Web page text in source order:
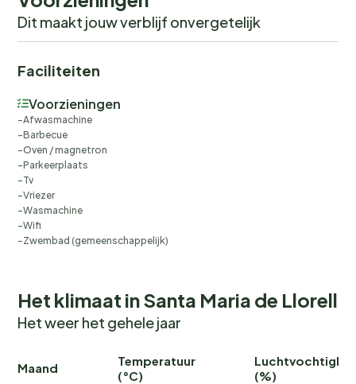
Dit maakt jouw verblijf onvergetelijk
Faciliteiten
Voorzieningen
Afwasmachine
Barbecue
Oven / magnetron
Parkeerplaats
Tv
Vriezer
Wasmachine
Wifi
Zwembad (gemeenschappelijk)
Het klimaat in Santa Maria de Llorell
Het weer het gehele jaar
Maand
Temperatuur
(°C)
(%)